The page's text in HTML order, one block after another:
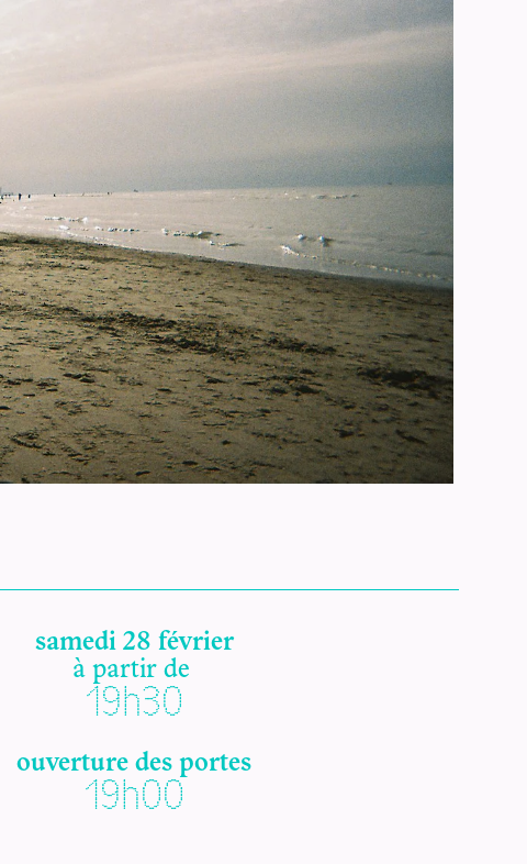
samedi 28 février
à partir de
19h30
ouverture des portes
19h00